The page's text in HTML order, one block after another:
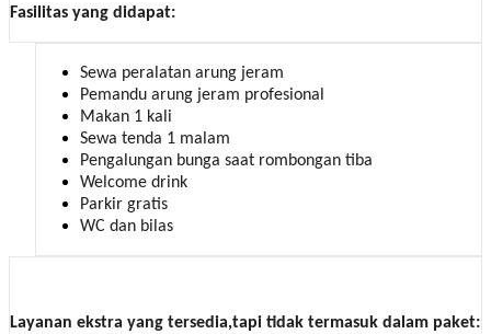
Fasilitas yang didapat:
Sewa peralatan arung jeram
Pemandu arung jeram profesional
Makan 1 kali
Sewa tenda 1 malam
Pengalungan bunga saat rombongan tiba
Welcome drink
Parkir gratis
WC dan bilas
Layanan ekstra yang tersedia,tapi tidak termasuk dalam paket: